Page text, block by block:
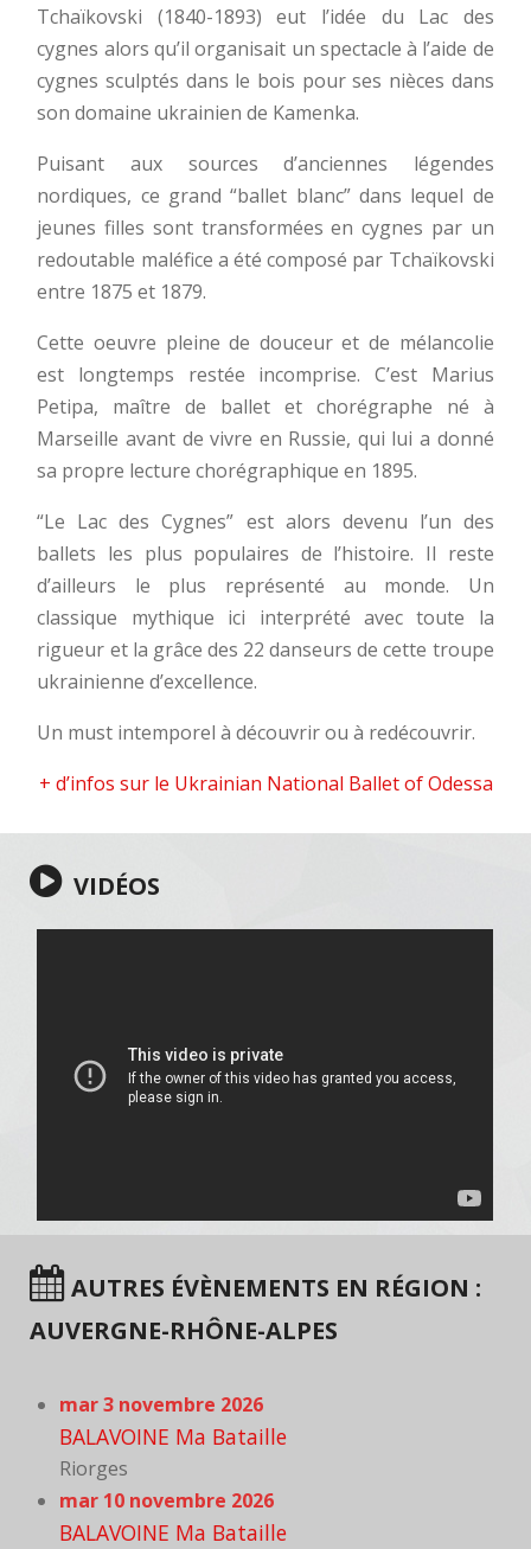
Tchaïkovski (1840-1893) eut l’idée du Lac des
cygnes alors qu’il organisait un spectacle à l’aide de
cygnes sculptés dans le bois pour ses nièces dans
son domaine ukrainien de Kamenka.
Puisant aux sources d’anciennes légendes
nordiques, ce grand “ballet blanc” dans lequel de
jeunes filles sont transformées en cygnes par un
redoutable maléfice a été composé par Tchaïkovski
entre 1875 et 1879.
Cette oeuvre pleine de douceur et de mélancolie
est longtemps restée incomprise. C’est Marius
Petipa, maître de ballet et chorégraphe né à
Marseille avant de vivre en Russie, qui lui a donné
sa propre lecture chorégraphique en 1895.
“Le Lac des Cygnes” est alors devenu l’un des
ballets les plus populaires de l’histoire. Il reste
d’ailleurs le plus représenté au monde. Un
classique mythique ici interprété avec toute la
rigueur et la grâce des 22 danseurs de cette troupe
ukrainienne d’excellence.
Un must intemporel à découvrir ou à redécouvrir.
+ d’infos sur le Ukrainian National Ballet of Odessa
VIDÉOS
AUTRES ÉVÈNEMENTS EN RÉGION :
AUVERGNE-RHÔNE-ALPES
mar 3 novembre 2026
BALAVOINE Ma Bataille
Riorges
mar 10 novembre 2026
BALAVOINE Ma Bataille